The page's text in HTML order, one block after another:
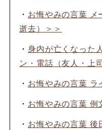
・ お悔やみの言葉 メ
逝去）＞＞
・身内が亡くなった
ン・電話（友人・上
・ お悔やみの言葉 ラ
・ お悔やみの言葉
・ お悔やみの言葉 後